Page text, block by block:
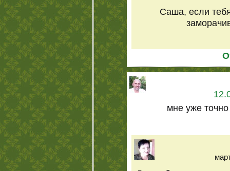
Саша, если
мне уже